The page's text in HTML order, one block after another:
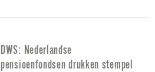
DWS: Nederlandse
pensioenfondsen drukken stempel